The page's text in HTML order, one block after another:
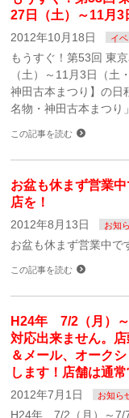
27日（土）～11月3
2012年10月18日 イ
もうすぐ！第53回 東
（土）～11月3日（土
神田古本まつり】の日
名物・神田古本まつり
この記事を読む
お盆も休まず営業
店を！
2012年8月13日 お知
お盆も休まず営業中で
この記事を読む
H24年 7/2（月）
対応出来ません。
＆メール、オーク
します！店舗は通
2012年7月1日 お知ら
H24年 7/2（月）～7/